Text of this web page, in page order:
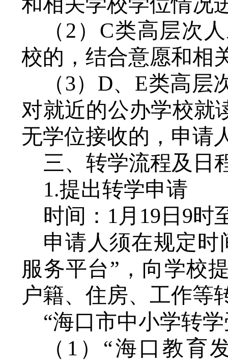
（2）C类高层次
校的，结合意愿和相
（3）D、E类高层
对就近的公办学校就
无学位接收的，申请
三、转学流程及日
1.提出转学申请
时间： 1月19日9时
申请人须在规定时
服务平台”，向学校
户籍、住房、工作等
“海口市中小学转
（ 1） “海口教育